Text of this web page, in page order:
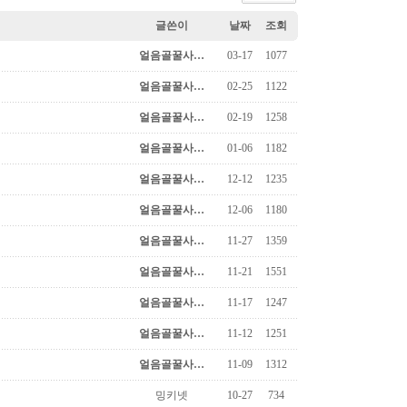
글쓴이 날짜 조회
얼음골꿀사… 03-17 1077
얼음골꿀사… 02-25 1122
얼음골꿀사… 02-19 1258
얼음골꿀사… 01-06 1182
얼음골꿀사… 12-12 1235
얼음골꿀사… 12-06 1180
얼음골꿀사… 11-27 1359
얼음골꿀사… 11-21 1551
얼음골꿀사… 11-17 1247
얼음골꿀사… 11-12 1251
얼음골꿀사… 11-09 1312
밍키넷 10-27 734